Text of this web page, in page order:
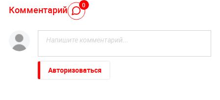
Комментарий 0
Авторизоваться